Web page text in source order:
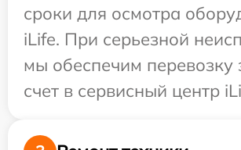
сроки для осмотра
iLife. При серьезной
мы обеспечим перевозку
счет в сервисный центр